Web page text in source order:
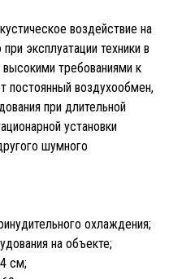
воздействие на
эксплуатации техники в
требованиями к
постоянный воздухообмен,
при длительной
установки
шумного
охлаждения;
на объекте;
cм;